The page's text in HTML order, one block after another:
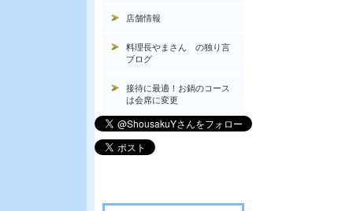
店舗情報
料理長やまさん の独り言
ブログ
接待に最適！お鍋のコース
は会席に変更